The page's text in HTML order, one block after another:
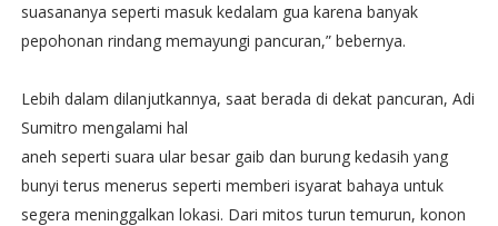
suasananya seperti masuk kedalam gua karena banyak
pepohonan rindang memayungi pancuran,” bebernya.
Lebih dalam dilanjutkannya, saat berada di dekat pancuran, Adi
Sumitro mengalami hal
aneh seperti suara ular besar gaib dan burung kedasih yang
bunyi terus menerus seperti memberi isyarat bahaya untuk
segera meninggalkan lokasi. Dari mitos turun temurun, konon